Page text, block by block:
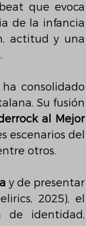
que evoca
de la infancia
actitud y una
ha consolidado
Su fusión
al Mejor
escenarios del
otros.
y de presentar
2025), el
de identidad,